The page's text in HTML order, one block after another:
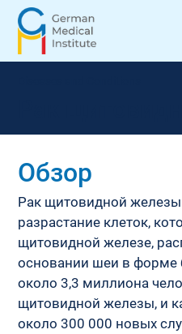
Обзор
Рак щитовидной железы
разрастание клеток,
щитовидной железе,
основании шеи в форме
около 3,3 миллиона
щитовидной железы, и
около 300 000 новых